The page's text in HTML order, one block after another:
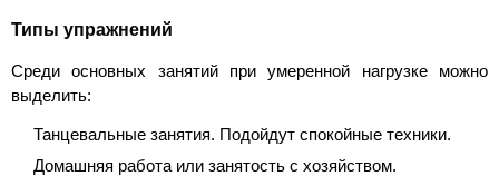
Типы упражнений
Среди основных занятий при умеренной нагрузке можно
выделить:
Танцевальные занятия. Подойдут спокойные техники.
Домашняя работа или занятость с хозяйством.